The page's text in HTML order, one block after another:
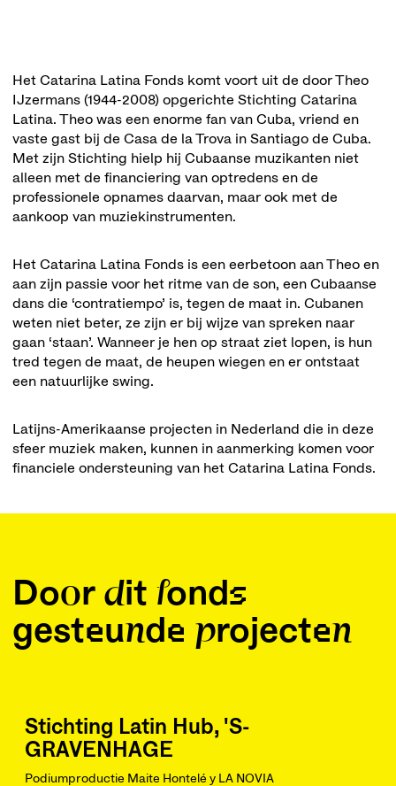
Het Catarina Latina Fonds komt voort uit de door Theo
IJzermans (1944-2008) opgerichte Stichting Catarina
Latina. Theo was een enorme fan van Cuba, vriend en
vaste gast bij de Casa de la Trova in Santiago de Cuba.
Met zijn Stichting hielp hij Cubaanse muzikanten niet
alleen met de financiering van optredens en de
professionele opnames daarvan, maar ook met de
aankoop van muziekinstrumenten.
Het Catarina Latina Fonds is een eerbetoon aan Theo en
aan zijn passie voor het ritme van de son, een Cubaanse
dans die ‘contratiempo’ is, tegen de maat in. Cubanen
weten niet beter, ze zijn er bij wijze van spreken naar
gaan ‘staan’. Wanneer je hen op straat ziet lopen, is hun
tred tegen de maat, de heupen wiegen en er ontstaat
een natuurlijke swing.
Latijns-Amerikaanse projecten in Nederland die in deze
sfeer muziek maken, kunnen in aanmerking komen voor
financiele ondersteuning van het Catarina Latina Fonds.
Door dit fonds
gesteunde projecten
Stichting Latin Hub, 'S-
GRAVENHAGE
Podiumproductie Maite Hontelé y LA NOVIA